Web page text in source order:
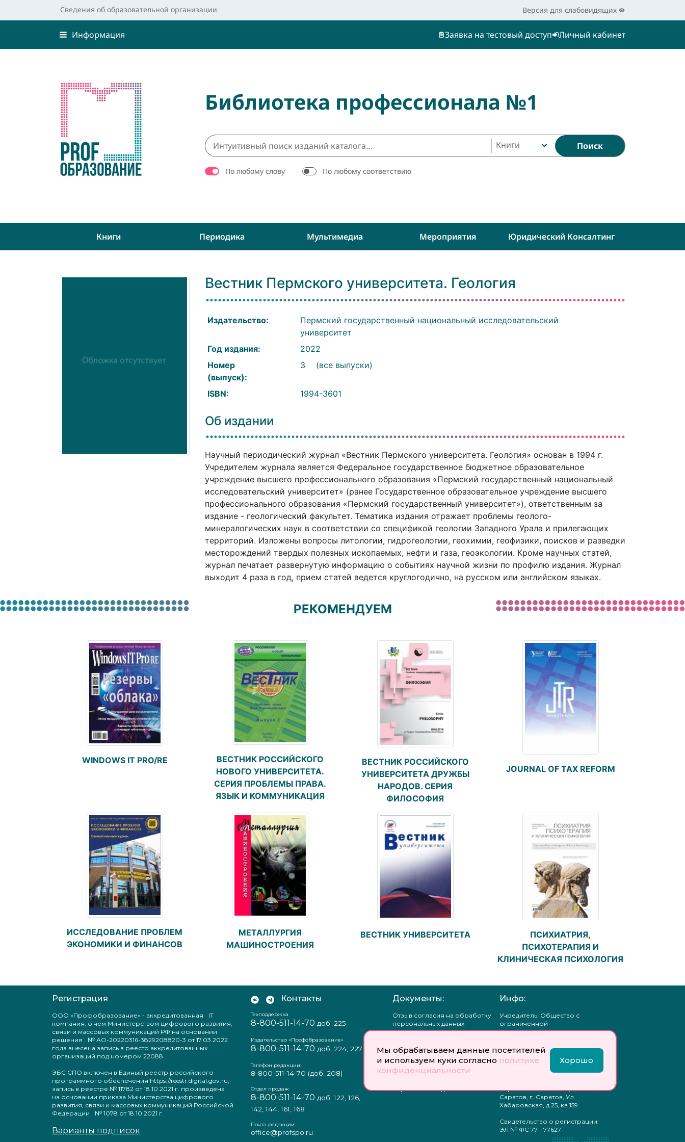
Мы обрабатываем данные посетителей
и используем куки согласно политике
конфиденциальности
Хорошо
Сведения об образовательной организации Версия для слабовидящих
Информация Заявка на тестовый доступ Личный кабинет
Библиотека профессионала №1
Книги Поиск
По любому слову По любому соответствию
Книги Периодика Мультимедиа Мероприятия Юридический Консалтинг
Вестник Пермского университета. Геология
Издательство:
Пермский государственный национальный исследовательский
университет
Год издания:
2022
Номер
(выпуск):
3 (все выпуски)
ISBN: 1994-3601
Об издании
Научный периодический журнал «Вестник Пермского университета. Геология» основан в 1994 г.
Учредителем журнала является Федеральное государственное бюджетное образовательное
учреждение высшего профессионального образования «Пермский государственный национальный
исследовательский университет» (ранее Государственное образовательное учреждение высшего
профессионального образования «Пермский государственный университет»), ответственным за
издание - геологический факультет. Тематика издания отражает проблемы геолого-
минералогических наук в соответствии со спецификой геологии Западного Урала и прилегающих
территорий. Изложены вопросы литологии, гидрогеологии, геохимии, геофизики, поисков и разведки
месторождений твердых полезных ископаемых, нефти и газа, геоэкологии. Кроме научных статей,
журнал печатает развернутую информацию о событиях научной жизни по профилю издания. Журнал
выходит 4 раза в год, прием статей ведется круглогодично, на русском или английском языках.
РЕКОМЕНДУЕМ
WINDOWS IT PRO/RE
ВЕСТНИК РОССИЙСКОГО
НОВОГО УНИВЕРСИТЕТА.
СЕРИЯ ПРОБЛЕМЫ ПРАВА.
ЯЗЫК И КОММУНИКАЦИЯ
ВЕСТНИК РОССИЙСКОГО
УНИВЕРСИТЕТА ДРУЖБЫ
НАРОДОВ. СЕРИЯ
ФИЛОСОФИЯ
JOURNAL OF TAX REFORM
ИССЛЕДОВАНИЕ ПРОБЛЕМ
ЭКОНОМИКИ И ФИНАНСОВ
МЕТАЛЛУРГИЯ
МАШИНОСТРОЕНИЯ
ВЕСТНИК УНИВЕРСИТЕТА
ПСИХИАТРИЯ,
ПСИХОТЕРАПИЯ И
КЛИНИЧЕСКАЯ ПСИХОЛОГИЯ
Регистрация
ООО «Профобразование» - аккредитованная IT
компания, о чем Министерством цифрового развития,
связи и массовых коммуникаций РФ на основании
решения № АО-20220316-3829208820-3 от 17.03.2022
года внесена запись в реестр аккредитованных
организаций под номером 22088
ЭБС СПО включен в Единый реестр российского
программного обеспечения https://reestr.digital.gov.ru,
запись в реестре № 11782 от 18.10.2021 г. произведена
на основании приказа Министерства цифрового
развития, связи и массовых коммуникаций Российской
Федерации № 1078 от 18.10.2021 г.
Варианты подписок
Контакты
Техподдержка
8-800-511-14-70 доб. 225
Издательство «Профобразование»
8-800-511-14-70 доб. 224, 227
Телефон редакции:
8-800-511-14-70 (доб. 208)
Отдел продаж
8-800-511-14-70 доб. 122, 126,
142, 144, 161, 168
Почта редакции:
office@profspo.ru
Документы:
Отзыв согласия на обработку
персональных данных
Пользовательское
Политика
конфиденциальности
Положение о защите
персональных данных
персональных данных
Инфо:
Учредитель: Общество с
ограниченной
ответственностью
Главный редактор: Богатырева
Е. А.
Саратовская область, г.о.
Саратов, г. Саратов, Ул
Хабаровская, д.25, кв 159
Свидетельство о регистрации:
ЭЛ № ФС 77 - 77627